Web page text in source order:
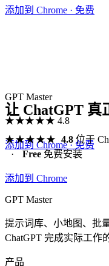
添加到 Chrome · 免费
GPT Master
★★★★★ 4.8
添加到 Chrome · 免费
让 ChatGPT 真
★★★★★ 4.8位于
·
Free 免费安装
添加到 Chrome
GPT Master
提示词库、小地图、批
ChatGPT 完成实际工作
产品